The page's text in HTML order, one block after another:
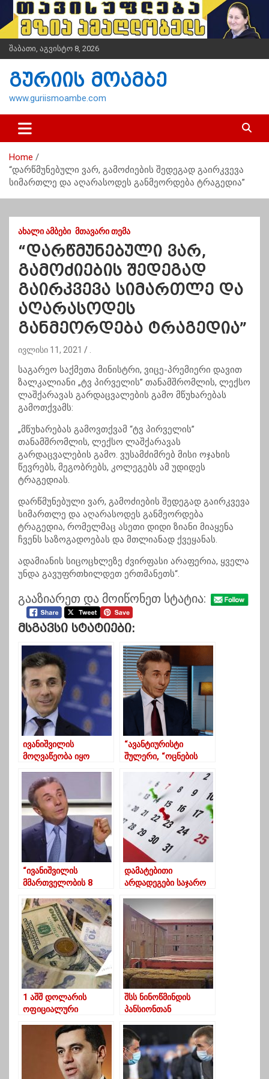
i
t
n
შაბათი, აგვისტო 8, 2026
გურიის მოამბე
www.guriismoambe.com
Home
“დარწმუნებული ვარ, გამოძიების შედეგად გაირკვევა
სიმართლე და აღარასოდეს განმეორდება ტრაგედია”
ᲐᲮᲐᲚᲘ ᲐᲛᲑᲔᲑᲘ ᲛᲗᲐᲕᲐᲠᲘ ᲗᲔᲛᲐ
“დარწმუნებული ვარ,
გამოძიების შედეგად
გაირკვევა სიმართლე და
აღარასოდეს
განმეორდება ტრაგედია”
ივლისი 11, 2021
საგარეო საქმეთა მინისტრი, ვიცე-პრემიერი დავით
ზალკალიანი „ტვ პირველის” თანამშრომლის, ლექსო
ლაშქარავას გარდაცვალების გამო მწუხარებას
გამოთქვამს:
„მწუხარებას გამოვთქვამ “ტვ პირველის”
თანამშრომლის, ლექსო ლაშქარავას
გარდაცვალების გამო. ვუსამძიმრებ მისი ოჯახის
წევრებს, მეგობრებს, კოლეგებს ამ უდიდეს
ტრაგედიას.
დარწმუნებული ვარ, გამოძიების შედეგად გაირკვევა
სიმართლე და აღარასოდეს განმეორდება
ტრაგედია, რომელმაც ასეთი დიდი ზიანი მიაყენა
ჩვენს საზოგადოებას და მთლიანად ქვეყანას.
ადამიანის სიცოცხლეზე ძვირფასი არაფერია, ყველა
უნდა გავუფრთხილდეთ ერთმანეთს“.
გააზიარეთ და მოიწონეთ სტატია:
Მსგავსი Სტატიები:
ივანიშვილის
მოღვაწეობა იყო
ქველმოქმედების 8-
წლიანი აქტი-
ნაცვლიშვილი
“ავანტიურისტი
შულერი, “ოცნების
ყველა გადააგდო”-
გიორგი თარგამაძე
ივანიშვილზე
“ივანიშვილის
მმართველობის 8
ბიუჯეტიდან 100
მილიარდზე მეტი
დაიხარჯა”
დამატებითი
არდადეგები საჯარო
– 30 აპრილიდან 13
მაისამდე
საქართველოში
სწავლა შეწყდება
1 აშშ დოლარის
ოფიციალური
ლარი გახდა
შსს ნინოწმინდის
პანსიონთან
მედიასაშუალებებს
მიმართავს და
გამოძიებასთან
თანამშრომლობისკენ